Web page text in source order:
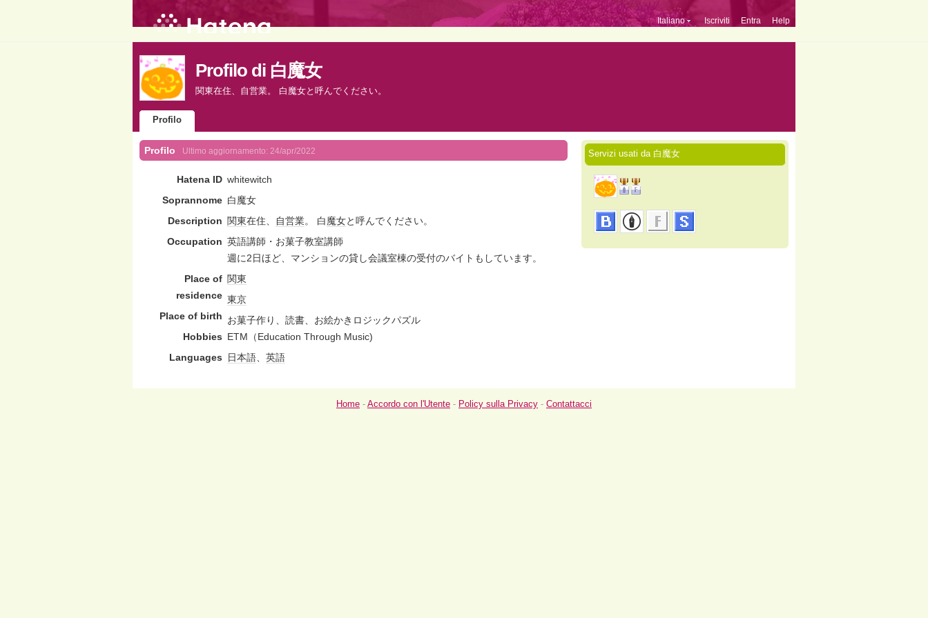
Italiano Iscriviti Entra Help
Profilo di 白魔女
関東在住、自営業。 白魔女と呼んでください。
Profilo
Profilo Ultimo aggiornamento: 24/apr/2022
Hatena ID whitewitch
Soprannome 白魔女
Description 関東在住、 自営業。 白魔女と呼んでください。
Occupation 英語講師・お菓子教室講師
週に2日ほど、マンションの貸し会議室棟の受付のバイトもしています。
Place of
residence
関東
Place of birth
東京
Hobbies
お菓子作り、読書、お絵かきロジックパズル
ETM（Education Through Music)
Languages
日本語、 英語
Servizi usati da 白魔女
Home - Accordo con l'Utente - Policy sulla Privacy - Contattacci